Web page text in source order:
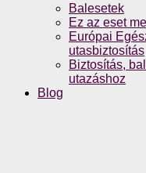
Balesetek
Ez az eset
Európai
utasbiztosítás
Biztosítás,
utazáshoz
Blog